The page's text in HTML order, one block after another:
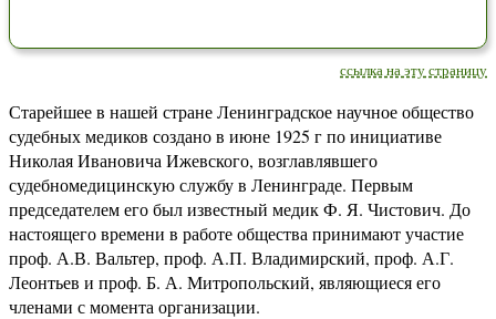
ссылка на эту страницу
Старейшее в нашей стране Ленинградское научное общество
судебных медиков создано в июне 1925 г по инициативе
Николая Ивановича Ижевского, возглавлявшего
судебномедицинскую службу в Ленинграде. Первым
председателем его был известный медик Ф. Я. Чистович. До
настоящего времени в работе общества принимают участие
проф. А.В. Вальтер, проф. А.П. Владимирский, проф. А.Г.
Леонтьев и проф. Б. А. Митропольский, являющиеся его
членами с момента организации.